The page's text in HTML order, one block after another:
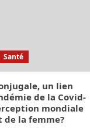
Santé
un lien
de la Covid-
mondiale
de la femme?